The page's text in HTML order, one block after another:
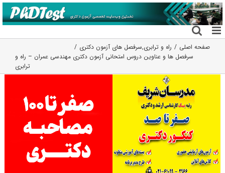
رفتن
به
محتوا
صفحه اصلی راه و ترابری,سرفصل های آزمون دکتری
سرفصل ها و عناوین دروس امتحانی آزمون دکتری مهندسی عمران – راه و
ترابری